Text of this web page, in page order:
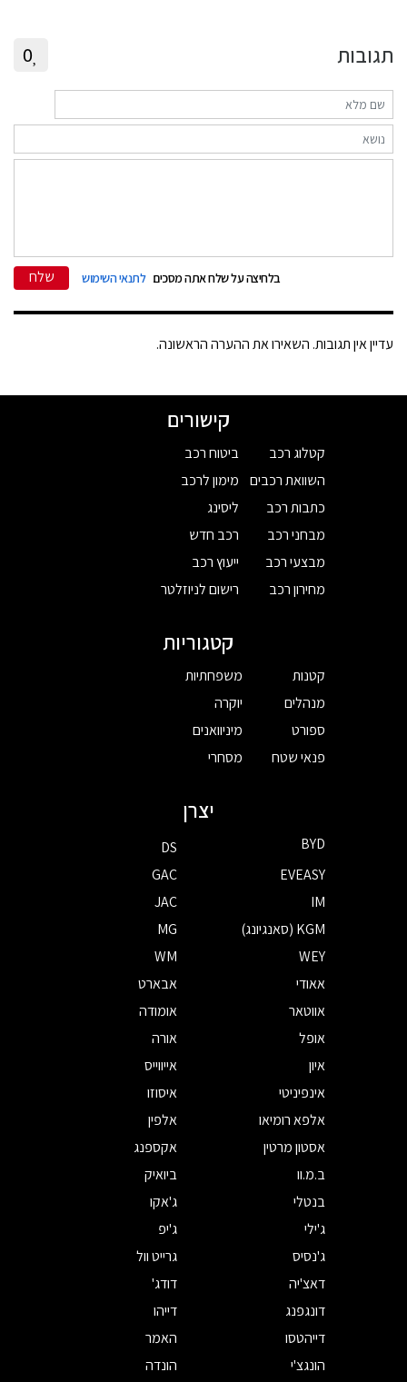
תגובות 0
בלחיצה על שלח אתה מסכים לתנאי השימוש שלח
עדיין אין תגובות. השאירו את ההערה הראשונה.
קישורים
קטלוג רכב
השוואת רכבים
כתבות רכב
מבחני רכב
מבצעי רכב
מחירון רכב
ביטוח רכב
מימון לרכב
ליסינג
רכב חדש
ייעוץ רכב
רישום לניוזלטר
קטגוריות
קטנות
מנהלים
ספורט
פנאי שטח
משפחתיות
יוקרה
מיניוואנים
מסחרי
יצרן
BYD
DS
EVEASY
GAC
IM
JAC
KGM (סאנגיונג)
MG
WEY
WM
אאודי
אבארט
אווטאר
אומודה
אופל
אורה
איון
אייווייס
אינפיניטי
איסוזו
אלפא רומיאו
אלפין
אסטון מרטין
אקספנג
ב.מ.וו
ביואיק
בנטלי
ג'אקו
ג'ילי
ג'יפ
ג'נסיס
גרייט וול
דאצ'יה
דודג'
דונגפנג
דייהו
דייהטסו
האמר
הונגצ'י
הונדה